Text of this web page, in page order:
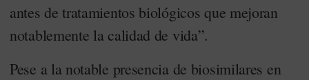
antes de tratamientos biológicos que mejoran
notablemente la calidad de vida”.
Pese a la notable presencia de biosimilares en